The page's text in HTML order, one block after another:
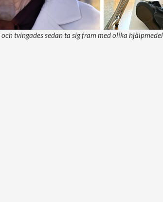
tvingades sedan ta sig fram med olika